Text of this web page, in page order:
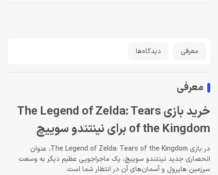
معرفی دیدگاه‌ها
معرفی
خرید بازی The Legend of Zelda: Tears
of the Kingdom برای نینتندو سوییچ
در بازی The Legend of Zelda: Tears of the Kingdom، عنوان
انحصاری جدید نینتندو سوییچ، یک ماجراجویی عظیم دیگر به وسعت
سرزمین هایرول و آسمان‌های آن در انتظار شما است.